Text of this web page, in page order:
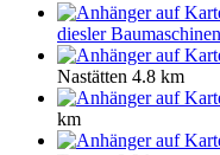
diesler
Nastätten 4.8 km
km